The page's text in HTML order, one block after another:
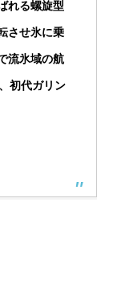
れる螺旋型
させ氷に乗
流氷域の航
初代ガリン